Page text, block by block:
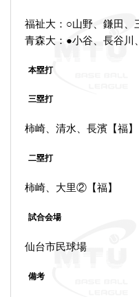
福祉大：○山野、鎌田、
青森大：●小谷、長谷川
本塁打
三塁打
柿崎、清水、長濱【福】
二塁打
柿崎、大里②【福】
試合会場
仙台市民球場
備考